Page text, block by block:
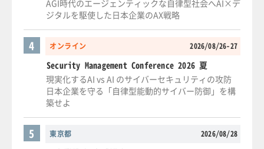
AGI時代のエージェンティックな自律型社会へAI×デ
ジタルを駆使した日本企業のAX戦略
オンライン 2026/08/26-27
4
Security Management Conference 2026 夏
現実化するAI vs AI のサイバーセキュリティの攻防
日本企業を守る「自律型能動的サイバー防御」を構
築せよ
東京都 2026/08/28
5